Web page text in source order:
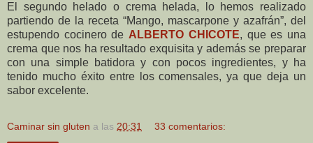
El segundo helado o crema helada, lo hemos realizado
partiendo de la receta “Mango, mascarpone y azafrán”, del
estupendo cocinero de ALBERTO CHICOTE, que es una
crema que nos ha resultado exquisita y además se preparar
con una simple batidora y con pocos ingredientes, y ha
tenido mucho éxito entre los comensales, ya que deja un
sabor excelente.
Caminar sin gluten a las 20:31 33 comentarios: